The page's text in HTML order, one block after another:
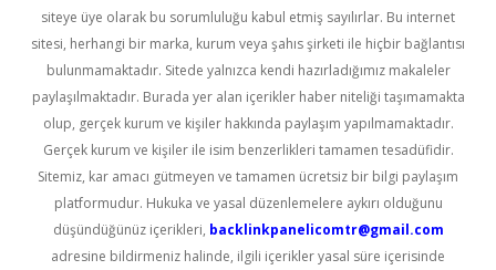
siteye üye olarak bu sorumluluğu kabul etmiş sayılırlar. Bu internet
sitesi, herhangi bir marka, kurum veya şahıs şirketi ile hiçbir bağlantısı
bulunmamaktadır. Sitede yalnızca kendi hazırladığımız makaleler
paylaşılmaktadır. Burada yer alan içerikler haber niteliği taşımamakta
olup, gerçek kurum ve kişiler hakkında paylaşım yapılmamaktadır.
Gerçek kurum ve kişiler ile isim benzerlikleri tamamen tesadüfidir.
Sitemiz, kar amacı gütmeyen ve tamamen ücretsiz bir bilgi paylaşım
platformudur. Hukuka ve yasal düzenlemelere aykırı olduğunu
düşündüğünüz içerikleri, backlinkpanelicomtr@gmail.com
adresine bildirmeniz halinde, ilgili içerikler yasal süre içerisinde